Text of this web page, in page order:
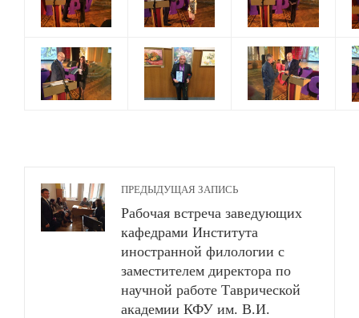
ПРЕДЫДУЩАЯ ЗАПИСЬ
Рабочая встреча заведующих
кафедрами Института
иностранной филологии с
заместителем директора по
научной работе Таврической
академии КФУ им. В.И.